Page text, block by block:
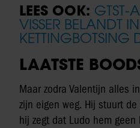
LEES OOK: GTST-
VISSER BELANDT IN
KETTINGBOTSING
LAATSTE
Maar zodra Valentijn alles
zijn eigen weg. Hij stuurt
hij zegt dat Ludo hem